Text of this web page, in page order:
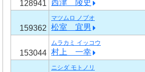
128941 西津 陵史
159362
マツムロ ノブオ
松室 宜男
153044
ムラカミ イッコウ
村上 一幸
ニシダ モトノリ